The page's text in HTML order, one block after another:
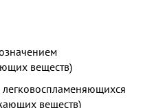
веществ)
веществ)